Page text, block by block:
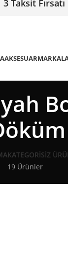
Taksit Fırsatı
AKSESUAR
KATEGORISIZ
19 Ürünler